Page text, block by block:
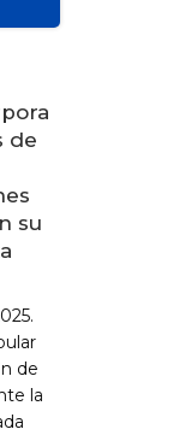
de
su
de
la